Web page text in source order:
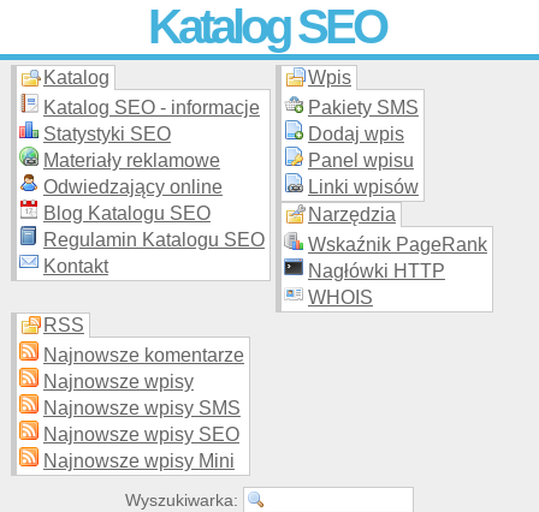
Katalog SEO
Skuteczna i promocja stron WWW –
moderowanego katalogu za darmo!
Katalog
Katalog SEO - informacje
Statystyki SEO
Materiały reklamowe
Odwiedzający online
Blog Katalogu SEO
Regulamin Katalogu SEO
Kontakt
Wpis
Pakiety SMS
Dodaj wpis
Panel wpisu
Linki wpisów
Narzędzia
Wskaźnik PageRank
Nagłówki HTTP
WHOIS
RSS
Najnowsze komentarze
Najnowsze wpisy
Najnowsze wpisy SMS
Najnowsze wpisy SEO
Najnowsze wpisy Mini
Wyszukiwarka: